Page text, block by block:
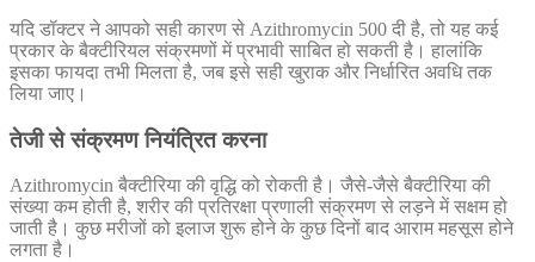
यदि डॉक्टर ने आपको सही कारण से Azithromycin 500 दी है, तो यह कई
प्रकार के बैक्टीरियल संक्रमणों में प्रभावी साबित हो सकती है। हालांकि
इसका फायदा तभी मिलता है, जब इसे सही खुराक और निर्धारित अवधि तक
लिया जाए।
तेजी से संक्रमण नियंत्रित करना
Azithromycin बैक्टीरिया की वृद्धि को रोकती है। जैसे-जैसे बैक्टीरिया की
संख्या कम होती है, शरीर की प्रतिरक्षा प्रणाली संक्रमण से लड़ने में सक्षम हो
जाती है। कुछ मरीजों को इलाज शुरू होने के कुछ दिनों बाद आराम महसूस होने
लगता है।